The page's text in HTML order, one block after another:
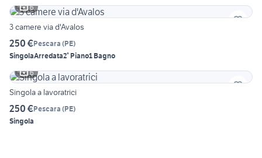
6
3 camere via d'Avalos
250 €Pescara (PE)
SingolaArredata2° Piano1 Bagno
6
Singola a lavoratrici
250 €Pescara (PE)
Singola